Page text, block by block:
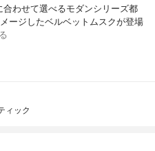
わせて選べるモダンシリーズ都
ージしたベルベットムスクが登場
ィック